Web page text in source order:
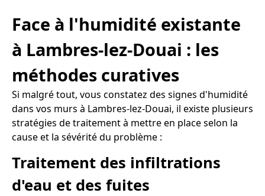
Face à l'humidité existante
à Lambres-lez-Douai : les
méthodes curatives
Si malgré tout, vous constatez des signes d'humidité
dans vos murs à Lambres-lez-Douai, il existe plusieurs
stratégies de traitement à mettre en place selon la
cause et la sévérité du problème :
Traitement des infiltrations
d'eau et des fuites